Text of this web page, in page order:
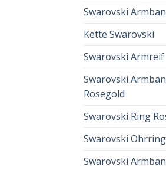
Swarovski
Kette Swarovski
Swarovski Armreif
Swarovski
Rosegold
Swarovski Ring
Swarovski
Swarovski